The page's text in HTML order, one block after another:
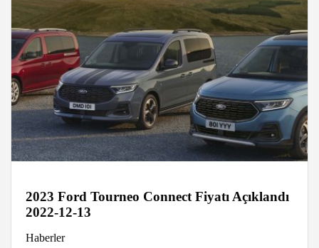
2023 Ford Tourneo Connect Fiyatı Açıklandı
2022-12-13
Haberler